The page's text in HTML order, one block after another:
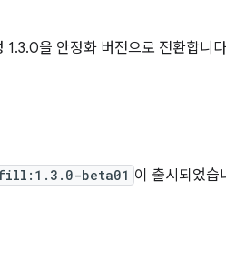
1.3.0을 안정화 버전으로 전환합니
beta01 이 출시되었